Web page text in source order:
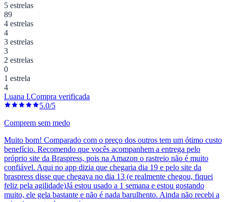
5 estrelas
89
4 estrelas
4
3 estrelas
3
2 estrelas
0
1 estrela
4
Luana I.Compra verificada
5.0/5
Comprem sem medo
Muito bom! Comparado com o preço dos outros tem um ótimo custo
benefício. Recomendo que vocês acompanhem a entrega pelo
próprio site da Braspress, pois na Amazon o rastreio não é muito
confiável. Aqui no app dizia que chegaria dia 19 e pelo site da
braspress disse que chegava no dia 13 (e realmente chegou, fiquei
feliz pela agilidade)Já estou usado a 1 semana e estou gostando
muito, ele gela bastante e não é nada barulhento. Ainda não recebi a